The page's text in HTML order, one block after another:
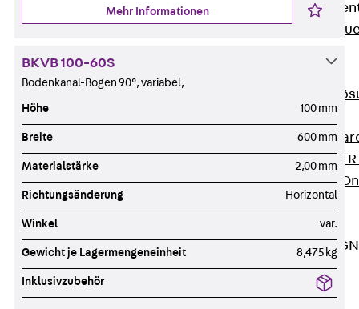
Digitale
JORDAHL®
JORDAHL® JVB
ISOCHECK
FERBOX®-
CAD und BIM
Mehr Informationen
BKVB 100-60S
Bodenkanal-Bogen 90°, variabel,
Höhe 100 mm
Breite 600 mm
Materialstärke 2,00 mm
Richtungsänderung Horizontal
Winkel var.
Gewicht je Lagermengeneinheit 8,475 kg
Inklusivzubehör